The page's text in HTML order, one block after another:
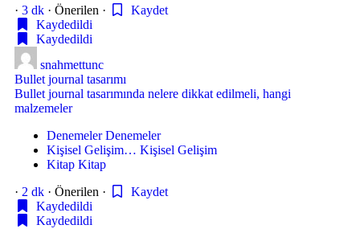
· 3 dk · Önerilen ·
Kaydet
Kaydedildi
Kaydedildi
snahmettunc
Bullet journal tasarımı
Bullet journal tasarımında nelere dikkat edilmeli, hangi
malzemeler
DenemelerDenemeler
Kişisel Gelişim… Kişisel Gelişim
Kitap Kitap
· 2 dk · Önerilen ·
Kaydet
Kaydedildi
Kaydedildi